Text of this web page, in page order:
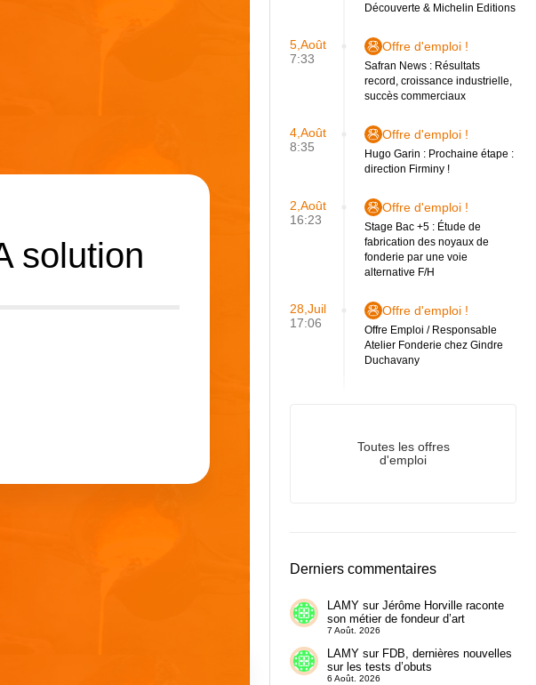
solution
Découverte & Michelin Editions
5,Août
7:33
Offre d'emploi !
Safran News : Résultats
record, croissance industrielle,
succès commerciaux
4,Août
8:35
Offre d'emploi !
Hugo Garin : Prochaine étape :
direction Firminy !
2,Août
16:23
Offre d'emploi !
Stage Bac +5 : Étude de
fabrication des noyaux de
fonderie par une voie
alternative F/H
28,Juil
17:06
Offre d'emploi !
Offre Emploi / Responsable
Atelier Fonderie chez Gindre
Duchavany
Toutes les offres
d'emploi
Derniers commentaires
LAMYsur Jérôme Horville raconte
son métier de fondeur d’art
7 Août. 2026
LAMYsur FDB, dernières nouvelles
sur les tests d’obuts
6 Août. 2026